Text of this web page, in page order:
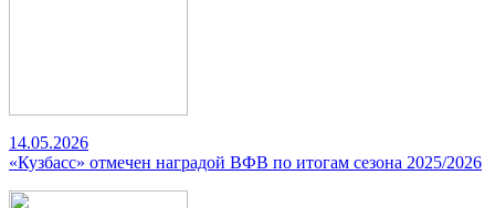
14.05.2026
«Кузбасс» отмечен наградой ВФВ по итогам сезона 2025/2026